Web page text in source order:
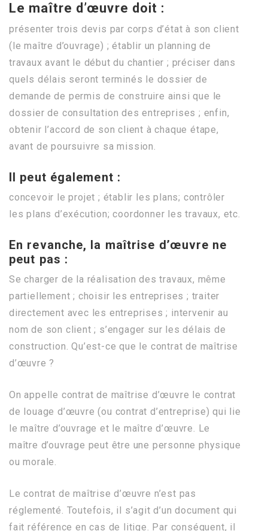
Le maître d’œuvre doit :
présenter trois devis par corps d’état à son client
(le maître d’ouvrage) ; établir un planning de
travaux avant le début du chantier ; préciser dans
quels délais seront terminés le dossier de
demande de permis de construire ainsi que le
dossier de consultation des entreprises ; enfin,
obtenir l’accord de son client à chaque étape,
avant de poursuivre sa mission.
Il peut également :
concevoir le projet ; établir les plans; contrôler
les plans d’exécution; coordonner les travaux, etc.
En revanche, la maîtrise d’œuvre ne
peut pas :
Se charger de la réalisation des travaux, même
partiellement ; choisir les entreprises ; traiter
directement avec les entreprises ; intervenir au
nom de son client ; s’engager sur les délais de
construction. Qu’est-ce que le contrat de maîtrise
d’œuvre ?
On appelle contrat de maîtrise d’œuvre le contrat
de louage d’œuvre (ou contrat d’entreprise) qui lie
le maître d’ouvrage et le maître d’œuvre. Le
maître d’ouvrage peut être une personne physique
ou morale.
Le contrat de maîtrise d’œuvre n’est pas
réglementé. Toutefois, il s’agit d’un document qui
fait référence en cas de litige. Par conséquent, il